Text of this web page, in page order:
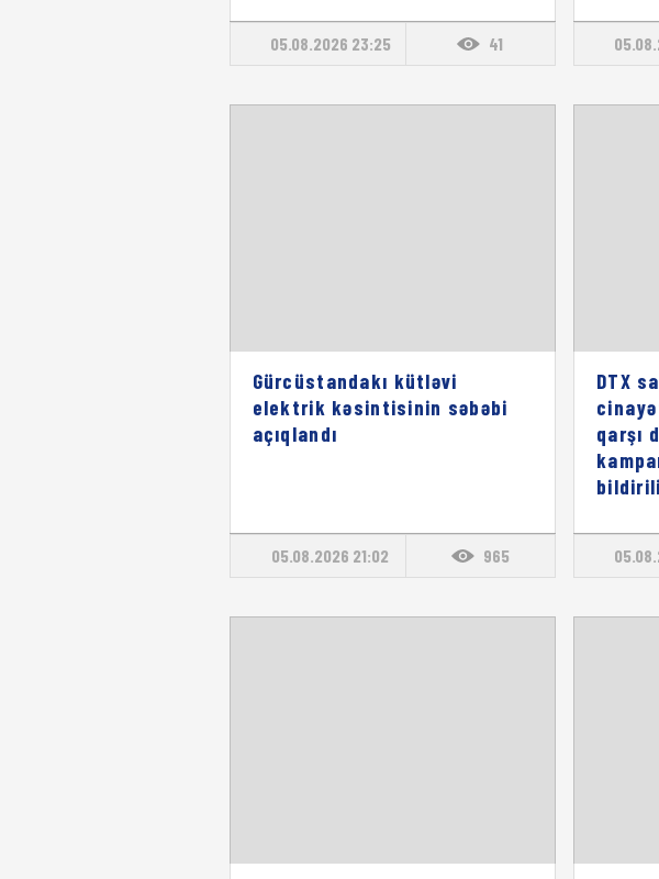
05.08.2026 23:25 41
Gürcüstandakı kütləvi
elektrik kəsintisinin səbəbi
açıqlandı
05.08.2026 21:02 965
DTX
qarşı